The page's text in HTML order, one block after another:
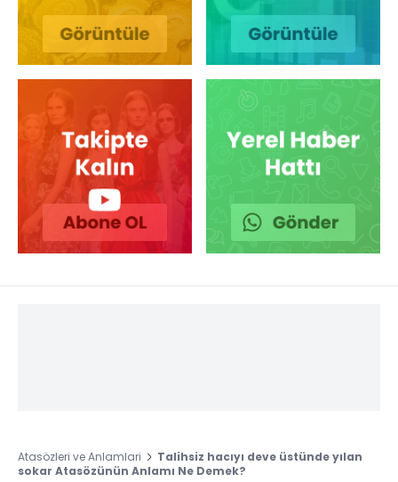
Atasözleri ve Anlamlari
Talihsiz hacıyı deve üstünde yılan
sokar Atasözünün Anlamı Ne Demek?